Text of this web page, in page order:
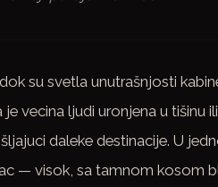
su svetla unutrašnjosti
vecina ljudi uronjena u tišinu
daleke destinacije. U
— visok, sa tamnom kosom